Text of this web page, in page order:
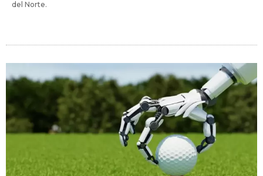
del Norte.